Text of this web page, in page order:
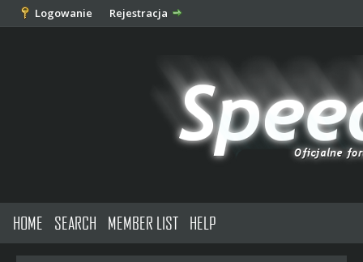
Logowanie Rejestracja
HOME SEARCH MEMBER LIST HELP